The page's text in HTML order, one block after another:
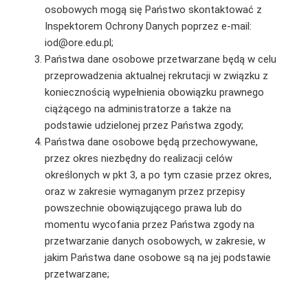
osobowych mogą się Państwo skontaktować z
Inspektorem Ochrony Danych poprzez e-mail:
iod@ore.edu.pl;
Państwa dane osobowe przetwarzane będą w celu
przeprowadzenia aktualnej rekrutacji w związku z
koniecznością wypełnienia obowiązku prawnego
ciążącego na administratorze a także na
podstawie udzielonej przez Państwa zgody;
Państwa dane osobowe będą przechowywane,
przez okres niezbędny do realizacji celów
określonych w pkt 3, a po tym czasie przez okres,
oraz w zakresie wymaganym przez przepisy
powszechnie obowiązującego prawa lub do
momentu wycofania przez Państwa zgody na
przetwarzanie danych osobowych, w zakresie, w
jakim Państwa dane osobowe są na jej podstawie
przetwarzane;